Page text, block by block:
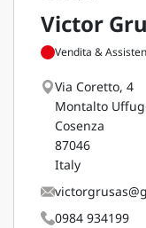
Victor
Vendita &
Via Coretto, 4
Montalto
Cosenza
87046
Italy
0984 934199